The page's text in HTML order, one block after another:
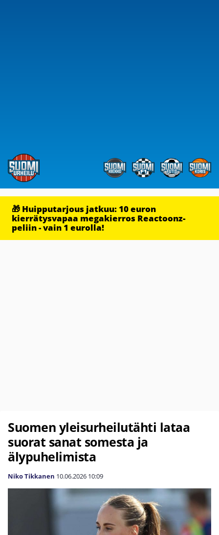
🎁 Huipputarjous jatkuu: 10 euron
kierrätysvapaa megakierros Reactoonz-
peliin - vain 1 eurolla!
Suomen yleisurheilutähti lataa
suorat sanat somesta ja
älypuhelimista
Niko Tikkanen 10.06.2026 10:09